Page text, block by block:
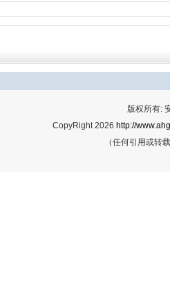
版权所有:
CopyRight 2026 http://
（任何引用或转